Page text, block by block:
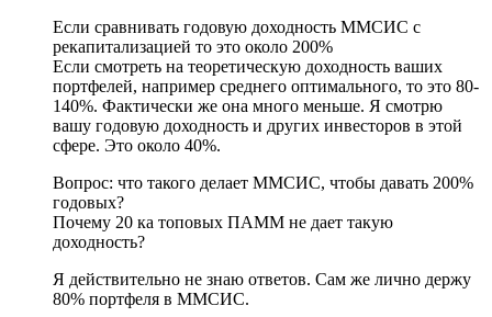
Если сравнивать годовую доходность ММСИС с
рекапитализацией то это около 200%
Если смотреть на теоретическую доходность ваших
портфелей, например среднего оптимального, то это 80-
140%. Фактически же она много меньше. Я смотрю
вашу годовую доходность и других инвесторов в этой
сфере. Это около 40%.
Вопрос: что такого делает ММСИС, чтобы давать 200%
годовых?
Почему 20 ка топовых ПАММ не дает такую
доходность?
Я действительно не знаю ответов. Сам же лично держу
80% портфеля в ММСИС.